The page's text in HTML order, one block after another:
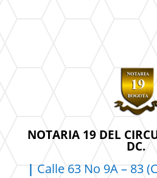
NOTARIA 19 DEL
DC.
| Calle 63 No 9A – 83